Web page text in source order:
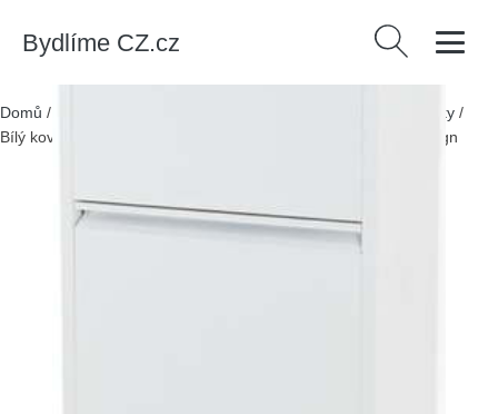
Bydlíme CZ.cz Vyhledávání
Domů / > Nábytek > Ostatní úložné prostory > Botníky /
Bílý kovový výklopný botník 50x169x15 cm Billy – Spinder Design